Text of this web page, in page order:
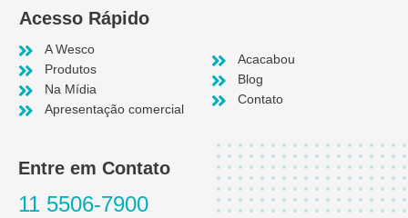
Acesso Rápido
A Wesco
Produtos
Na Mídia
Apresentação comercial
Acacabou
Blog
Contato
Entre em Contato
11 5506-7900